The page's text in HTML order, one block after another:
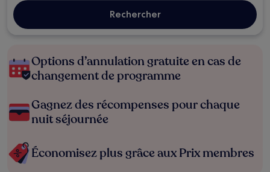
Rechercher
Options d’annulation gratuite en cas de
changement de programme
Gagnez des récompenses pour chaque
nuit séjournée
Économisez plus grâce aux Prix membres